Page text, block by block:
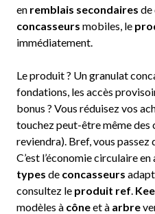
en remblais secondaires de
concasseurs mobiles, le
immédiatement.
Le produit ? Un granulat
fondations, les accès
bonus ? Vous réduisez vos
touchez peut-être même des
reviendra). Bref, vous passez
C’est l’économie circulaire
types de concasseurs
consultez le produit ref.
modèles à côneet à arbre